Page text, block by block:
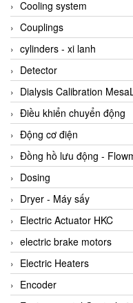
Alpha-Achem Vietnam
Alphino
ALRE-IT Vietnam
Altech
Amarillo Gear
Ametek
AMPTRON Vietnam
AND Vietnam
ANDERSON-NEGELE
ANDILOG Technologies
Anritsu
ANTEC S.A
Antico pumps
Anybus/ HMS
Cooling system
Couplings
cylinders - xi lanh
Detector
Dialysis Calibration
Điều khiển chuyển động
Động cơ điện
Đồng hồ lưu động -
Dosing
Dryer - Máy sấy
Electric Actuator HKC
electric brake motors
Electric Heaters
Encoder